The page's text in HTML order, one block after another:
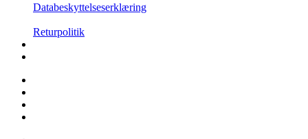
Databeskyttelseserklæring
Returpolitik